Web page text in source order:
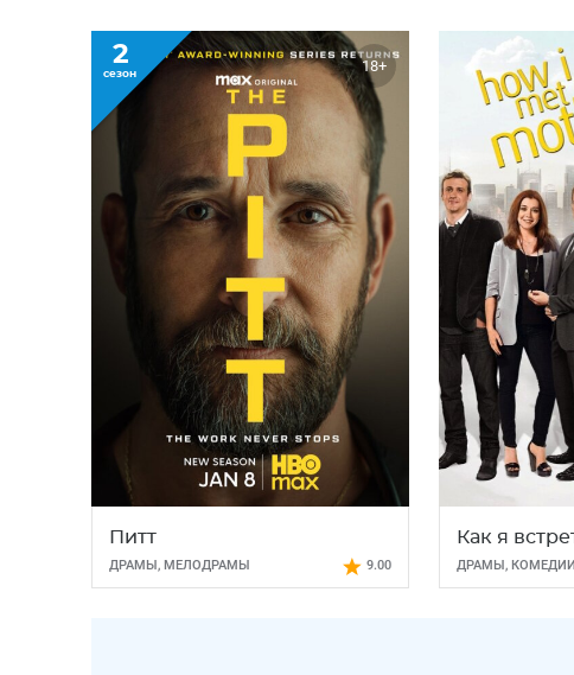
2
сезон 18+
Питт
ДРАМЫ, МЕЛОДРАМЫ 9.00
Как я
ДРАМЫ,